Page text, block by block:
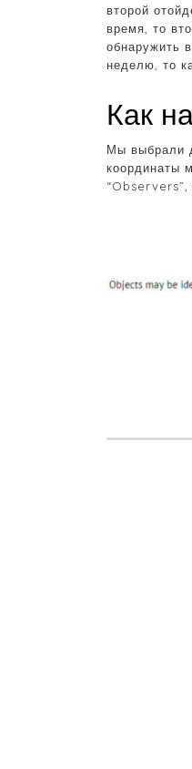
второй
время, то
обнаружить
неделю, то
Как
Мы выбрали
координаты
“Observers”,